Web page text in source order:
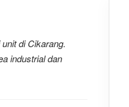
di Cikarang.
industrial dan